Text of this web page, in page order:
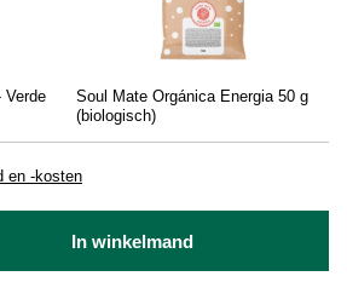
Verde
Soul Mate Orgánica Energia 50 g
(biologisch)
en -kosten
In winkelmand